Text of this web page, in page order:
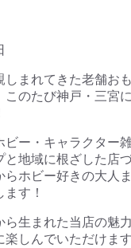
しまれてきた老舗お
このたび神戸・三宮
ビー・キャラクター
と地域に根ざした店
らホビー好きの大人
す！
ら生まれた当店の魅
楽しんでいただけま